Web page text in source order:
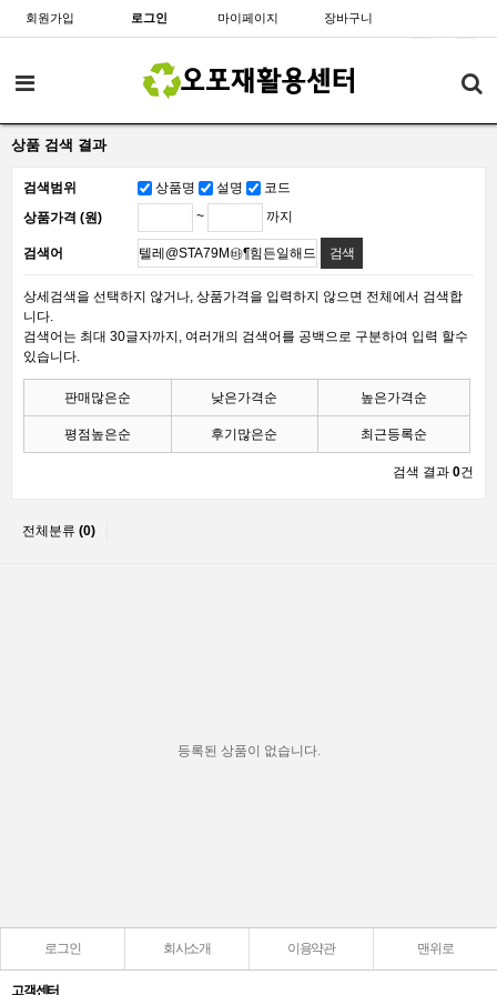
회원가입 로그인 마이페이지 장바구니
상품 검색 결과
검색범위 상품명 설명
코드
상품가격 (원)
~ 까지
검색어
상세검색을 선택하지 않거나, 상품가격을 입력하지 않으면 전체에서 검색합
니다.
검색어는 최대 30글자까지, 여러개의 검색어를 공백으로 구분하여 입력 할수
있습니다.
판매많은순 낮은가격순 높은가격순
평점높은순 후기많은순 최근등록순
검색 결과 0건
전체분류 (0)
등록된 상품이 없습니다.
로그인 회사소개 이용약관 맨위로
고객센터